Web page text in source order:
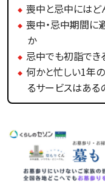
喪中と忌中には
喪中・忌中期間に
か
忌中でも初詣でき
何かと忙しい1年
るサービスはある